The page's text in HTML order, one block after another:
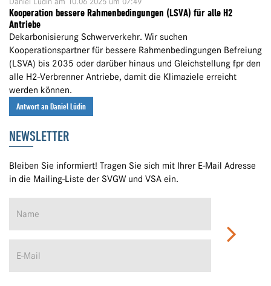
Kooperation bessere Rahmenbedingungen (LSVA) für alle H2
Antriebe
Dekarbonisierung Schwerverkehr. Wir suchen
Kooperationspartner für bessere Rahmenbedingungen Befreiung
(LSVA) bis 2035 oder darüber hinaus und Gleichstellung fpr den
alle H2-Verbrenner Antriebe, damit die Klimaziele erreicht
werden können.
Antwort an Daniel Lüdin
NEWSLETTER
Bleiben Sie informiert! Tragen Sie sich mit Ihrer E-Mail Adresse
in die Mailing-Liste der SVGW und VSA ein.